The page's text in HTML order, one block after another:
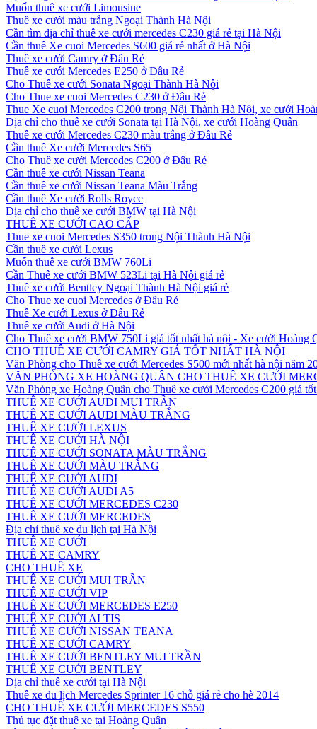
Muốn thuê xe cưới Limousine
Thuê xe cưới màu trắng Ngoại Thành Hà Nội
Cần tìm địa chỉ thuê xe cưới mercedes C230 giá rẻ tại Hà Nội
Cần thuê Xe cuoi Mercedes S600 giá rẻ nhất ở Hà Nội
Thuê xe cưới Camry ở Đâu Rẻ
Thuê xe cưới Mercedes E250 ở Đâu Rẻ
Cho Thuê xe cưới Sonata Ngoại Thành Hà Nội
Cho Thue xe cuoi Mercedes C230 ở Đâu Rẻ
Thue Xe cuoi Mercedes C200 trong Nội Thành Hà Nội, xe cưới
Địa chỉ cho thuê xe cưới Sonata tại Hà Nội, xe cưới Hoàng Quân
Thuê xe cưới Mercedes C230 màu trắng ở Đâu Rẻ
Cần thuê Xe cưới Mercedes S65
Cho Thuê xe cưới Mercedes C200 ở Đâu Rẻ
Cần thuê xe cưới Nissan Teana
Cần thuê xe cưới Nissan Teana Màu Trắng
Cần thuê Xe cưới Rolls Royce
Địa chỉ cho thuê xe cưới BMW tại Hà Nội
THUÊ XE CƯỚI CAO CẤP
Thue xe cuoi Mercedes S350 trong Nội Thành Hà Nội
Cần thuê xe cưới Lexus
Muốn thuê xe cưới BMW 760Li
Cần Thuê xe cưới BMW 523Li tại Hà Nội giá rẻ
Thuê xe cưới Bentley Ngoại Thành Hà Nội giá rẻ
Cho Thue xe cuoi Mercedes ở Đâu Rẻ
Thuê Xe cưới Lexus ở Đâu Rẻ
Thuê xe cưới Audi ở Hà Nội
Cho Thuê xe cưới BMW 750Li giá tốt nhất hà nội - Xe cưới Hoàng
CHO THUÊ XE CƯỚI CAMRY GIÁ TỐT NHẤT HÀ NỘI
Văn Phòng cho Thuê xe cưới Mercedes S500 mới nhất hà nội năm
VĂN PHÒNG XE HOÀNG QUÂN CHO THUÊ XE CƯỚI
Văn Phòng xe Hoàng Quân cho Thuê xe cưới Mercedes C200 giá
THUÊ XE CƯỚI AUDI MUI TRẦN
THUÊ XE CƯỚI AUDI MÀU TRẮNG
THUÊ XE CƯỚI LEXUS
THUÊ XE CƯỚI HÀ NỘI
THUÊ XE CƯỚI SONATA MÀU TRẮNG
THUÊ XE CƯỚI MÀU TRẮNG
THUÊ XE CƯỚI AUDI
THUÊ XE CƯỚI AUDI A5
THUÊ XE CƯỚI MERCEDES C230
THUÊ XE CƯỚI MERCEDES
Địa chỉ thuê xe du lịch tại Hà Nội
THUÊ XE CƯỚI
THUÊ XE CAMRY
CHO THUÊ XE
THUÊ XE CƯỚI MUI TRẦN
THUÊ XE CƯỚI VIP
THUÊ XE CƯỚI MERCEDES E250
THUÊ XE CƯỚI ALTIS
THUÊ XE CƯỚI NISSAN TEANA
THUÊ XE CƯỚI CAMRY
THUÊ XE CƯỚI BENTLEY MUI TRẦN
THUÊ XE CƯỚI BENTLEY
Địa chỉ thuê xe cưới tại Hà Nội
Thuê xe du lịch Mercedes Sprinter 16 chỗ giá rẻ cho hè 2014
CHO THUÊ XE CƯỚI MERCEDES S550
Thủ tục đặt thuê xe tại Hoàng Quân